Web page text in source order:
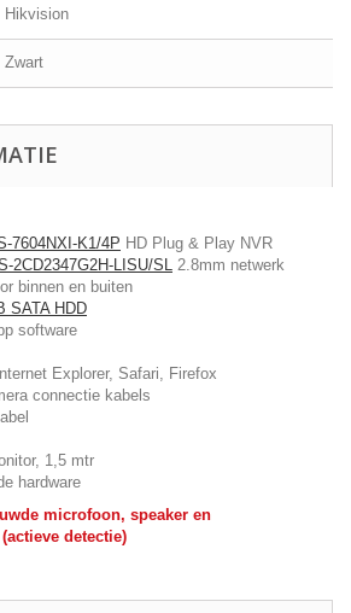
Hikvision
Zwart
7604NXI-K1/4P HD Plug & Play NVR
2CD2347G2H-LISU/SL 2.8mm netwerk
binnen en buiten
SATA HDD
software
Explorer, Safari, Firefox
connectie kabels
1,5 mtr
hardware
microfoon, speaker en
detectie)